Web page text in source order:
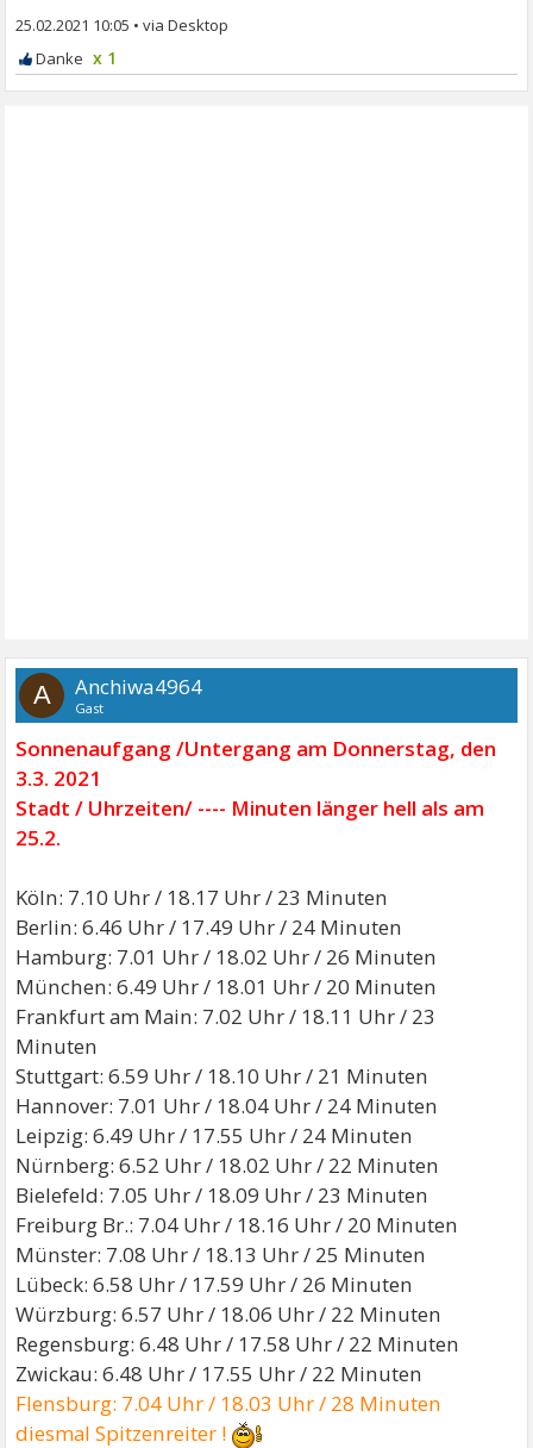
25.02.2021 10:05 •
x 1
A Anchiwa4964
Gast
Sonnenaufgang /Untergang am Donnerstag, den
3.3. 2021
Stadt / Uhrzeiten/ ---- Minuten länger hell als am
25.2.
Köln: 7.10 Uhr / 18.17 Uhr / 23 Minuten
Berlin: 6.46 Uhr / 17.49 Uhr / 24 Minuten
Hamburg: 7.01 Uhr / 18.02 Uhr / 26 Minuten
München: 6.49 Uhr / 18.01 Uhr / 20 Minuten
Frankfurt am Main: 7.02 Uhr / 18.11 Uhr / 23
Minuten
Stuttgart: 6.59 Uhr / 18.10 Uhr / 21 Minuten
Hannover: 7.01 Uhr / 18.04 Uhr / 24 Minuten
Leipzig: 6.49 Uhr / 17.55 Uhr / 24 Minuten
Nürnberg: 6.52 Uhr / 18.02 Uhr / 22 Minuten
Bielefeld: 7.05 Uhr / 18.09 Uhr / 23 Minuten
Freiburg Br.: 7.04 Uhr / 18.16 Uhr / 20 Minuten
Münster: 7.08 Uhr / 18.13 Uhr / 25 Minuten
Lübeck: 6.58 Uhr / 17.59 Uhr / 26 Minuten
Würzburg: 6.57 Uhr / 18.06 Uhr / 22 Minuten
Regensburg: 6.48 Uhr / 17.58 Uhr / 22 Minuten
Zwickau: 6.48 Uhr / 17.55 Uhr / 22 Minuten
Flensburg: 7.04 Uhr / 18.03 Uhr / 28 Minuten
diesmal Spitzenreiter !